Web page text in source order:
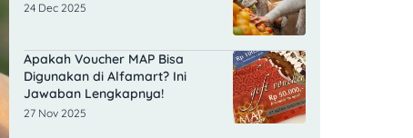
24 Dec 2025
Apakah Voucher MAP Bisa
Digunakan di Alfamart? Ini
Jawaban Lengkapnya!
27 Nov 2025